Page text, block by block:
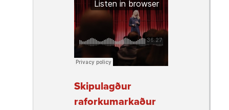
Skipu­lagður
raforku­mark­aður